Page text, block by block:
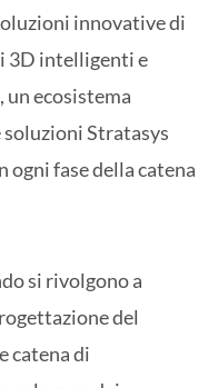
innovative di
3D intelligenti e
ecosistema
Stratasys
fase della catena
si rivolgono a
del
catena di